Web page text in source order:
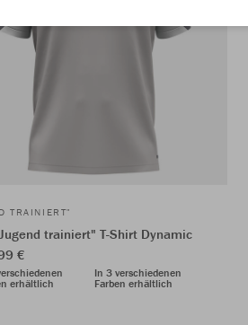
TRAINIERT"
trainiert" T-Shirt Dynamic
€
erhältlich
In 3 verschiedenen
Farben erhältlich